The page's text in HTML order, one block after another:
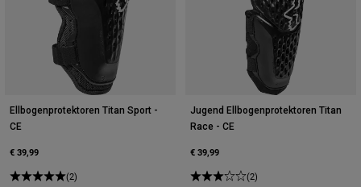
Ellbogenprotektoren Titan Sport -
CE
€ 39,99
(2)
Jugend Ellbogenprotektoren Titan
Race - CE
€ 39,99
(2)